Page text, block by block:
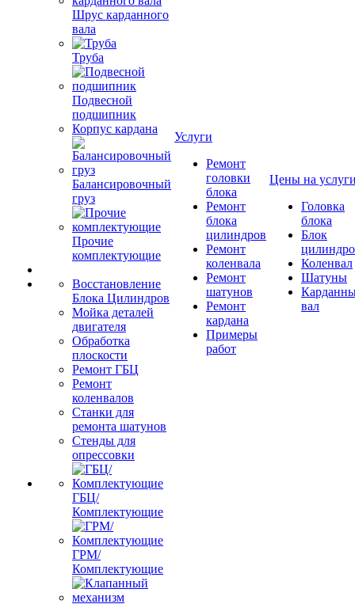
Шрус карданного
вала
Труба
Подвесной
подшипник
Корпус кардана
Балансировочный
груз
Прочие
комплектующие
Восстановление
Блока Цилиндров
Мойка деталей
двигателя
Обработка
плоскости
Ремонт ГБЦ
Ремонт
коленвалов
Станки для
ремонта шатунов
Стенды для
опрессовки
ГБЦ/
Комплектующие
ГРМ/
Комплектующие
Услуги
Ремонт
головки
блока
Ремонт
блока
цилиндров
Ремонт
коленвала
Ремонт
шатунов
Ремонт
кардана
Примеры
работ
Цены на
Головка
блока
Блок
Коленвал
Шатуны
вал